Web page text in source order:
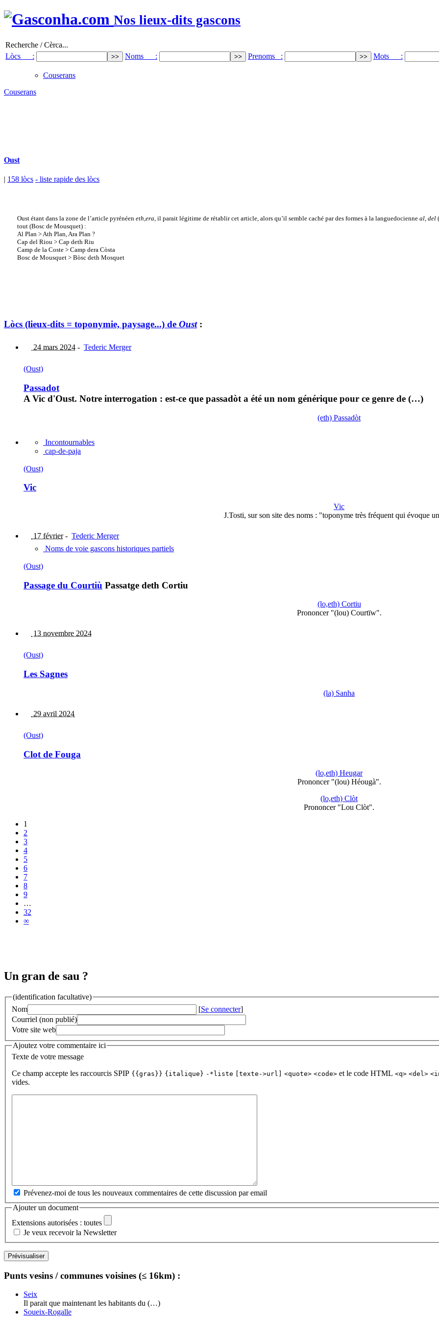
Nos lieux-dits gascons
Recherche / Cèrca...
Lòcs :
Noms : Prenoms : Mots :
Couserans
Couserans
Oust
| 158 lòcs - liste rapide des lòcs
Oust étant dans la zone de l’article pyrénéen eth,era, il parait légitime de rétablir cet article, alors qu’il semble caché par des formes à la languedocienne al, del
tout (Bosc de Mousquet) :
Al Plan > Ath Plan, Ara Plan ?
Cap del Riou > Cap deth Riu
Camp de la Coste > Camp dera Còsta
Bosc de Mousquet > Bòsc deth Mosquet
Lòcs (lieux-dits = toponymie, paysage...) de Oust:
24 mars 2024 - Tederic Merger
(Oust)
Passadot
A Vic d'Oust. Notre interrogation : est-ce que passadòt a été un nom générique pour ce genre de (…)
(eth) Passadòt
Incontournables
cap-de-paja
(Oust)
Vic
Vic
J.Tosti, sur son site des noms : "toponyme très fréquent qui évoque
17 février- Tederic Merger
Noms de voie gascons historiques partiels
(Oust)
Passage du Courtiù Passatge deth Cortiu
(lo,eth) Cortiu
Prononcer "(lou) Courtïw".
13 novembre 2024
(Oust)
Les Sagnes
(la) Sanha
29 avril 2024
(Oust)
Clot de Fouga
(lo,eth) Heugar
Prononcer "(lou) Héougà".
(lo,eth) Clòt
Prononcer "Lou Clòt".
1
2
3
4
5
6
7
8
9
…
32
∞
Un gran de sau ?
(identification facultative)
Nom
[Se connecter]
Courriel (non publié)
Votre site web
Ajoutez votre commentaire ici
Texte de votre message
Ce champ accepte les raccourcis SPIP {{gras}} {italique} -*liste [texte->url] <quote> <code> et le code HTML <q> <del>
vides.
Prévenez-moi de tous les nouveaux commentaires de cette discussion par email
Ajouter un document
Extensions autorisées : toutes
Je veux recevoir la Newsletter
Punts vesins / communes voisines (≤ 16km) :
Seix
Il parait que maintenant les habitants du (…)
Soueix-Rogalle